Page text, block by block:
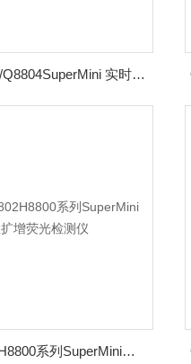
Q8801/Q8802/Q8804SuperMini 实时荧光定量PCR仪
H8801/H8802H8800系列SuperMini等温扩增荧光检测仪